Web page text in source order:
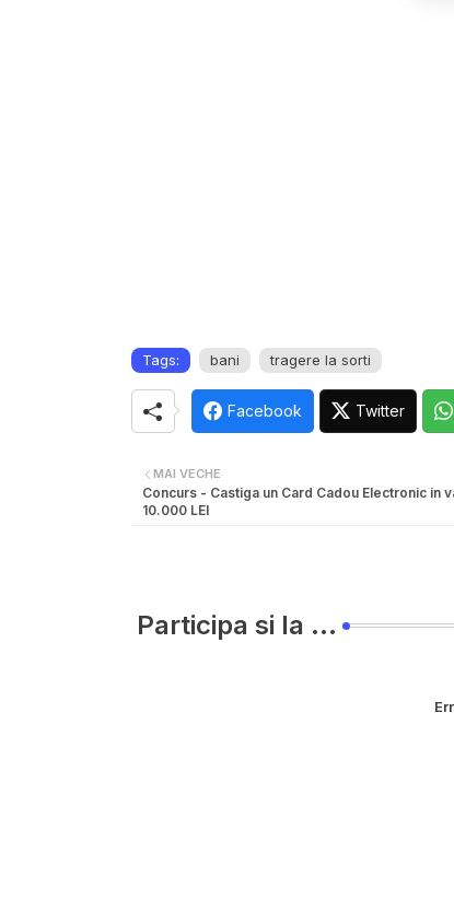
Tags: bani tragere la sorti
Facebook Twitter
MAI VECHE
Concurs - Castiga un Card Cadou Electronic in
10.000 LEI
Participa si la ...